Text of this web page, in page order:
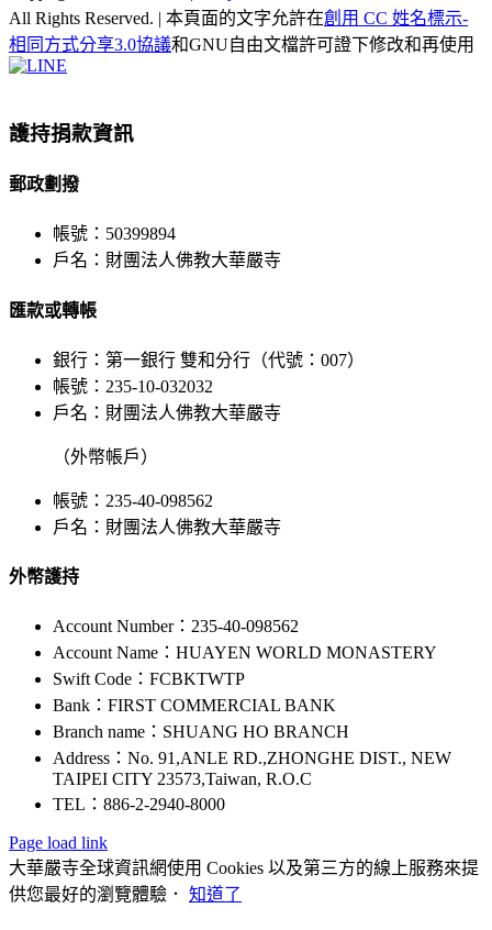
All Rights Reserved. | 本頁面的文字允許在創用 CC 姓名標示-
相同方式分享3.0協議和GNU自由文檔許可證下修改和再使用
Facebook
X
WeChat
YouTube
LINE
Bar
Area
護持捐款資訊
郵政劃撥
帳號：50399894
戶名：財團法人佛教大華嚴寺
匯款或轉帳
銀行：第一銀行 雙和分行（代號：007）
帳號：235-10-032032
戶名：財團法人佛教大華嚴寺
（外幣帳戶）
帳號：235-40-098562
戶名：財團法人佛教大華嚴寺
外幣護持
Account Number：235-40-098562
Account Name：HUAYEN WORLD MONASTERY
Swift Code：FCBKTWTP
Bank：FIRST COMMERCIAL BANK
Branch name：SHUANG HO BRANCH
Address：No. 91,ANLE RD.,ZHONGHE DIST., NEW
TAIPEI CITY 23573,Taiwan, R.O.C
TEL：886-2-2940-8000
Page load link
大華嚴寺全球資訊網使用 Cookies 以及第三方的線上服務來提
供您最好的瀏覽體驗． 知道了